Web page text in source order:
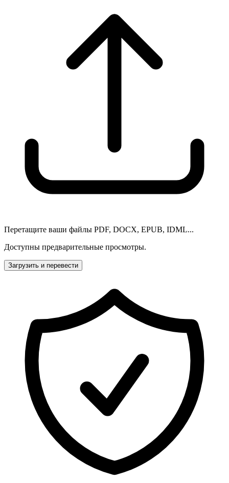
Перетащите ваши файлы PDF, DOCX, EPUB, IDML...
Доступны предварительные просмотры.
Загрузить и перевести